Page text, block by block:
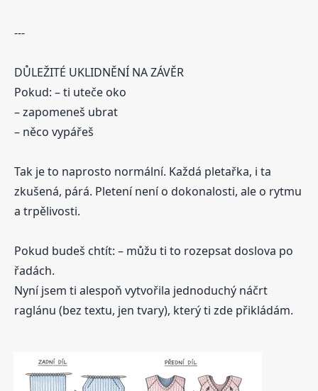
---
DŮLEŽITÉ UKLIDNĚNÍ NA ZÁVĚR
Pokud: – ti uteče oko
– zapomeneš ubrat
– něco vypářeš
Tak je to naprosto normální. Každá pletařka, i ta
zkušená, párá. Pletení není o dokonalosti, ale o rytmu
a trpělivosti.
Pokud budeš chtít: – můžu ti to rozepsat doslova po
řadách.
Nyní jsem ti alespoň vytvořila jednoduchý náčrt
raglánu (bez textu, jen tvary), který ti zde přikládám.